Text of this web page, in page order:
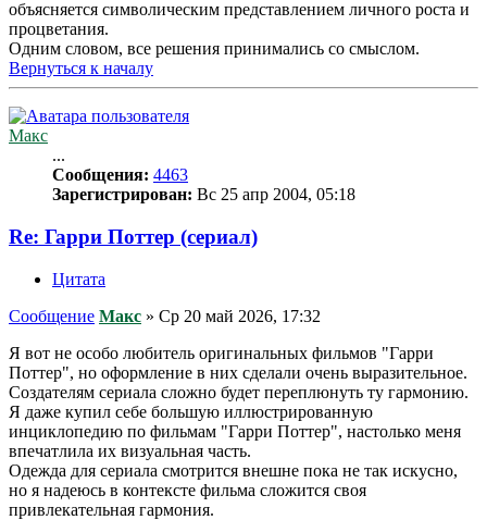
объясняется символическим представлением личного роста и
процветания.
Одним словом, все решения принимались со смыслом.
Вернуться к началу
Макс
...
Сообщения: 4463
Зарегистрирован: Вс 25 апр 2004, 05:18
Re: Гарри Поттер (сериал)
Цитата
Сообщение Макс » Ср 20 май 2026, 17:32
Я вот не особо любитель оригинальных фильмов "Гарри
Поттер", но оформление в них сделали очень выразительное.
Создателям сериала сложно будет переплюнуть ту гармонию.
Я даже купил себе большую иллюстрированную
инциклопедию по фильмам "Гарри Поттер", настолько меня
впечатлила их визуальная часть.
Одежда для сериала смотрится внешне пока не так искусно,
но я надеюсь в контексте фильма сложится своя
привлекательная гармония.